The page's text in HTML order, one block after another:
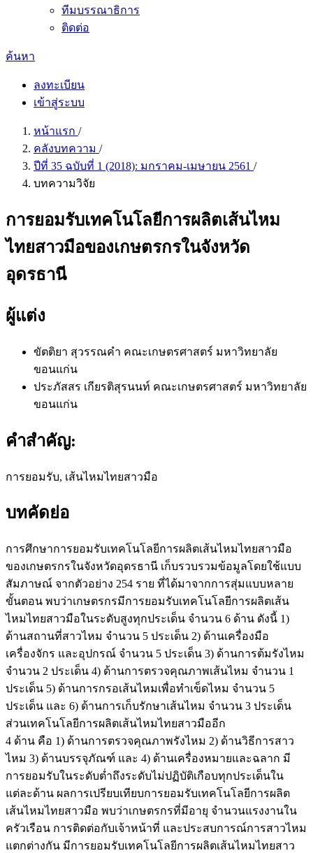
ทีมบรรณาธิการ
ติดต่อ
ค้นหา
ลงทะเบียน
เข้าสู่ระบบ
หน้าแรก /
คลังบทความ /
ปีที่ 35 ฉบับที่ 1 (2018): มกราคม-เมษายน 2561 /
บทความวิจัย
การยอมรับเทคโนโลยีการผลิตเส้นไหม
ไทยสาวมือของเกษตรกรในจังหวัด
อุดรธานี
ผู้แต่ง
ขัตติยา สุวรรณคำ คณะเกษตรศาสตร์ มหาวิทยาลัย
ขอนแก่น
ประภัสสร เกียรติสุรนนท์ คณะเกษตรศาสตร์ มหาวิทยาลัย
ขอนแก่น
คำสำคัญ:
การยอมรับ, เส้นไหมไทยสาวมือ
บทคัดย่อ
การศึกษาการยอมรับเทคโนโลยีการผลิตเส้นไหมไทยสาวมือ
ของเกษตรกรในจังหวัดอุดรธานี เก็บรวบรวมข้อมูลโดยใช้แบบ
สัมภาษณ์ จากตัวอย่าง 254 ราย ที่ได้มาจากการสุ่มแบบหลาย
ขั้นตอน พบว่าเกษตรกรมีการยอมรับเทคโนโลยีการผลิตเส้น
ไหมไทยสาวมือในระดับสูงทุกประเด็น จำนวน 6 ด้าน ดังนี้ 1)
ด้านสถานที่สาวไหม จำนวน 5 ประเด็น 2) ด้านเครื่องมือ
เครื่องจักร และอุปกรณ์ จำนวน 5 ประเด็น 3) ด้านการต้มรังไหม
จำนวน 2 ประเด็น 4) ด้านการตรวจคุณภาพเส้นไหม จำนวน 1
ประเด็น 5) ด้านการกรอเส้นไหมเพื่อทำเข็ดไหม จำนวน 5
ประเด็น และ 6) ด้านการเก็บรักษาเส้นไหม จำนวน 3 ประเด็น
ส่วนเทคโนโลยีการผลิตเส้นไหมไทยสาวมืออีก
4 ด้าน คือ 1) ด้านการตรวจคุณภาพรังไหม 2) ด้านวิธีการสาว
ไหม 3) ด้านบรรจุภัณฑ์ และ 4) ด้านเครื่องหมายและฉลาก มี
การยอมรับในระดับต่ำถึงระดับไม่ปฏิบัติเกือบทุกประเด็นใน
แต่ละด้าน ผลการเปรียบเทียบการยอมรับเทคโนโลยีการผลิต
เส้นไหมไทยสาวมือ พบว่าเกษตรกรที่มีอายุ จำนวนแรงงานใน
ครัวเรือน การติดต่อกับเจ้าหน้าที่ และประสบการณ์การสาวไหม
แตกต่างกัน มีการยอมรับเทคโนโลยีการผลิตเส้นไหมไทยสาว